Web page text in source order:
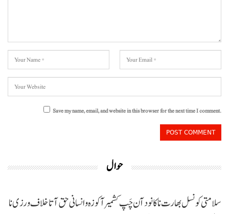
Save my name, email, and website in this browser for the next time I comment.
حوال
سلامتی کونسل بھارت نا کانود آن چَپ کشمیر آ کوزہ و انسانی حق آتا خلاف ورزی نا